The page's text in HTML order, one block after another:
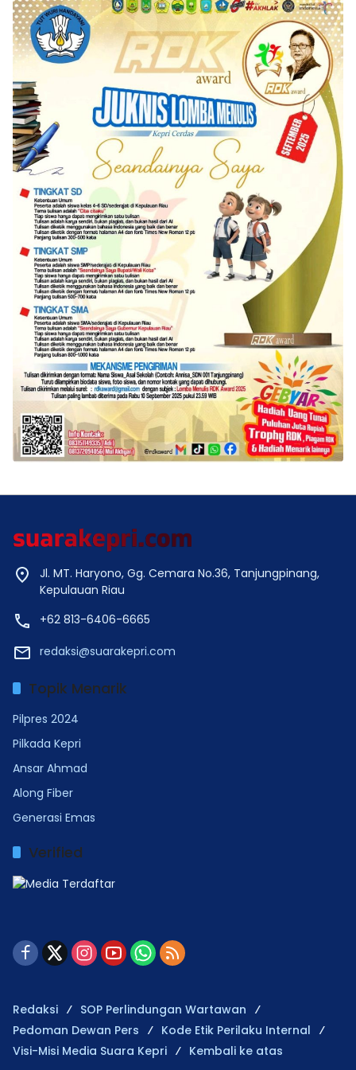
Jl. MT. Haryono, Gg. Cemara No.36, Tanjungpinang,
Kepulauan Riau
+62 813-6406-6665
redaksi@suarakepri.com
Topik Menarik
Pilpres 2024
Pilkada Kepri
Ansar Ahmad
Along Fiber
Generasi Emas
Verified
Redaksi
SOP Perlindungan Wartawan
Pedoman Dewan Pers
Kode Etik Perilaku Internal
Visi-Misi Media Suara Kepri
Kembali ke atas